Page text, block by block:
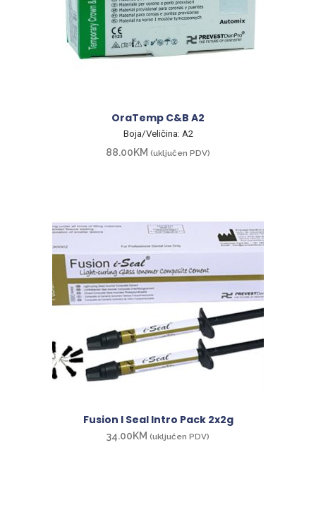
OraTemp C&B A2
Boja/Veličina: A2
88.00KM (uključen PDV)
Fusion I Seal Intro Pack 2x2g
34.00KM (uključen PDV)